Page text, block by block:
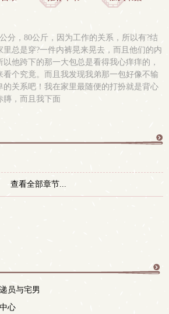
分，80公斤，因为工作的关系，所以有?结
总是穿?一件内裤晃来晃去，而且他们的内
他跨下的那一大包总是看得我心痒痒的，
个究竟。而且我发现我弟那一包好像不输
的关系吧！我在家里最随便的打扮就是背心
膞，而且我下面
查看全部章节...
员与宅男
心